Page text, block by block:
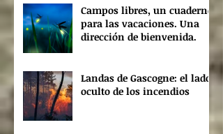
Campos libres, un cuaderno
para las vacaciones. Una
dirección de bienvenida.
Landas de Gascogne: el lado
oculto de los incendios